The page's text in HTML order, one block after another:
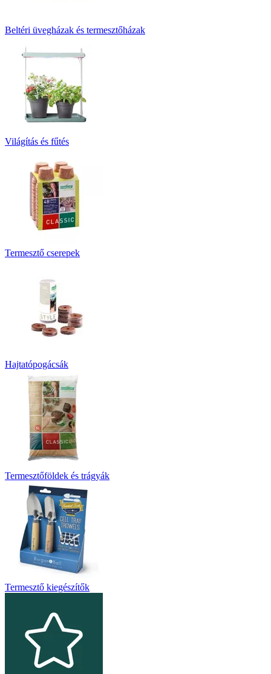
Beltéri üvegházak és termesztőházak
Világítás és fűtés
Termesztő cserepek
Hajtatópogácsák
Termesztőföldek és trágyák
Termesztő kiegészítők